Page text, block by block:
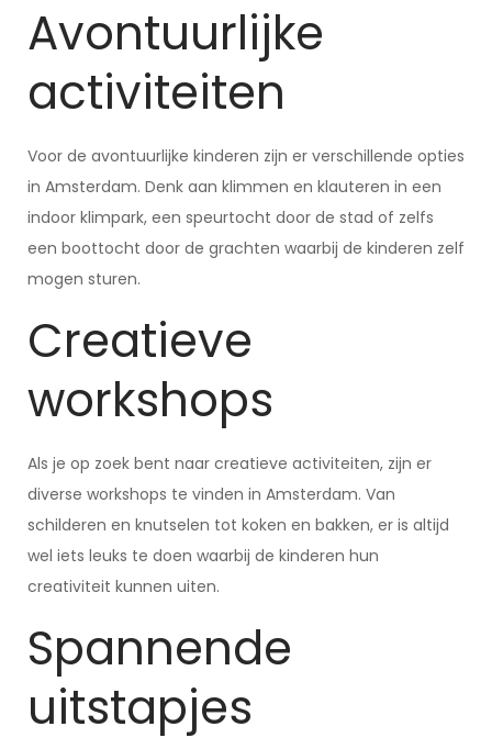
Avontuurlijke
activiteiten
Voor de avontuurlijke kinderen zijn er verschillende opties
in Amsterdam. Denk aan klimmen en klauteren in een
indoor klimpark, een speurtocht door de stad of zelfs
een boottocht door de grachten waarbij de kinderen zelf
mogen sturen.
Creatieve
workshops
Als je op zoek bent naar creatieve activiteiten, zijn er
diverse workshops te vinden in Amsterdam. Van
schilderen en knutselen tot koken en bakken, er is altijd
wel iets leuks te doen waarbij de kinderen hun
creativiteit kunnen uiten.
Spannende
uitstapjes